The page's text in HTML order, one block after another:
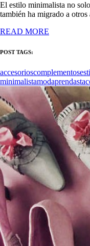
El estilo minimalista no
también ha migrado a
READ MORE
POST TAGS:
accesorioscomplementos
minimalistamodaprendas